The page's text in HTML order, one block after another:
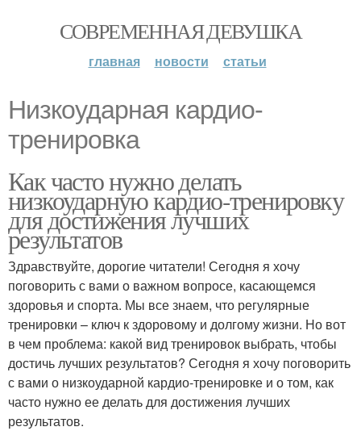
СОВРЕМЕННАЯ ДЕВУШКА
главная новости статьи
Низкоударная кардио-
тренировка
Как часто нужно делать
низкоударную кардио-тренировку
для достижения лучших
результатов
Здравствуйте, дорогие читатели! Сегодня я хочу
поговорить с вами о важном вопросе, касающемся
здоровья и спорта. Мы все знаем, что регулярные
тренировки – ключ к здоровому и долгому жизни. Но вот
в чем проблема: какой вид тренировок выбрать, чтобы
достичь лучших результатов? Сегодня я хочу поговорить
с вами о низкоударной кардио-тренировке и о том, как
часто нужно ее делать для достижения лучших
результатов.